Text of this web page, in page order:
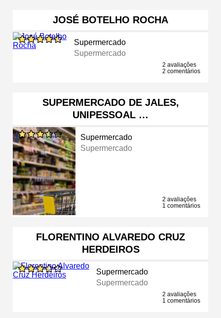
JOSÉ BOTELHO ROCHA
Supermercado
Supermercado
2 avaliações
2 comentários
SUPERMERCADO DE JALES,
UNIPESSOAL …
Supermercado
Supermercado
2 avaliações
1 comentários
FLORENTINO ALVAREDO CRUZ
HERDEIROS
Supermercado
Supermercado
2 avaliações
1 comentários